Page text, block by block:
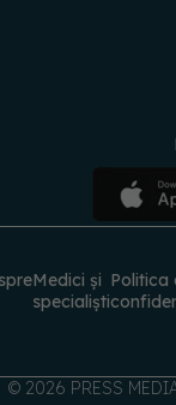
specialiști
Politica
© 2026 PRESS